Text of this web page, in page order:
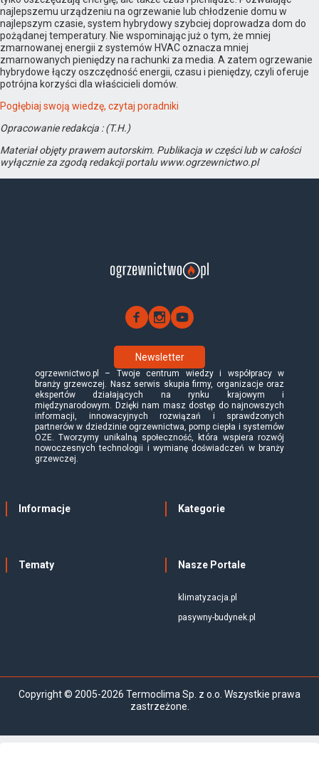
najlepszemu urządzeniu na ogrzewanie lub chłodzenie domu w
najlepszym czasie, system hybrydowy szybciej doprowadza dom do
pożądanej temperatury. Nie wspominając już o tym, że mniej
zmarnowanej energii z systemów HVAC oznacza mniej
zmarnowanych pieniędzy na rachunki za media. A zatem ogrzewanie
hybrydowe łączy oszczędność energii, czasu i pieniędzy, czyli oferuje
potrójna korzyści dla właścicieli domów.
Pogłębiaj swoją wiedzę, czytaj poradniki
Opracowanie redakcja : (T.H.)
Materiał objęty prawem autorskim. Publikacja w części lub w całości
wyłącznie za zgodą redakcji portalu www.ogrzewnictwo.pl
Newsletter
ogrzewnictwo.pl – Twoje centrum wiedzy i współpracy w
branży grzewczej. Nasz serwis skupia firmy, organizacje oraz
ekspertów działających na rynku krajowym i
międzynarodowym. Dzięki nam masz dostęp do najnowszych
informacji, innowacyjnych rozwiązań i sprawdzonych
partnerów w dziedzinie ogrzewnictwa, pomp ciepła i systemów
OZE. Tworzymy unikalną społeczność, która wspiera rozwój
nowoczesnych technologii i wymianę doświadczeń w branży
grzewczej.
Informacje Kategorie
Tematy Nasze Portale
klimatyzacja.pl
pasywny-budynek.pl
Copyright © 2005-2026 Termoclima Sp. z o.o. Wszystkie prawa
zastrzeżone.